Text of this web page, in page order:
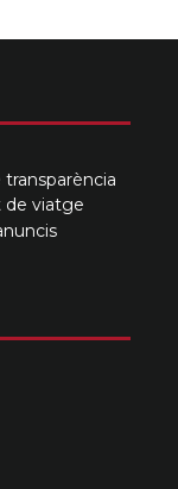
transparència
de viatge